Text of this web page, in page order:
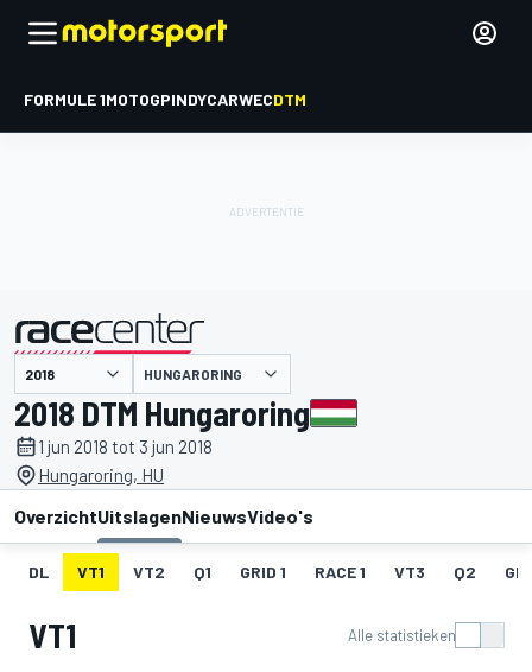
FORMULE 1MOTOGPINDYCARWECDTM
gepresenteerd door HUNGARORING
2018 DTM Hungaroring
1 jun 2018 tot 3 jun 2018
Hungaroring, HU
OverzichtUitslagenNieuwsVideo's
DL VT1 VT2 Q1 GRID 1 RACE 1 VT3 Q2
VT1 Alle statistieken